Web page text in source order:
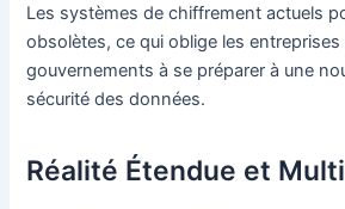
Les systèmes de chiffrement actuels
obsolètes, ce qui oblige les entreprises
gouvernements à se préparer à une
sécurité des données.
Réalité Étendue et